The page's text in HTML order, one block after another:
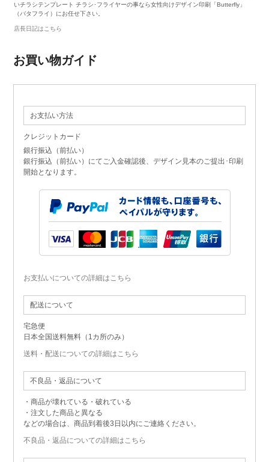
いチラシテンプレート チラシ･フライヤーの事なら女性向けデザイン印刷「Butterfly」
（バタフライ）にお任せ下さい。
店長日記はこちら
お買い物ガイド
お支払い方法
クレジットカード
銀行振込（前払い）
銀行振込（前払い）にてご入金確認後、デザイン見本のご提出･印刷
開始となります。
お支払いについての詳細はこちら
配送について
宅急便
日本全国送料無料（1カ所のみ）
送料・配送についての詳細はこちら
不良品・返品について
・商品が壊れている・破れている
・注文した商品と異なる
などの場合は、商品到着後3日以内にご連絡ください。
不良品・返品についての詳細はこちら